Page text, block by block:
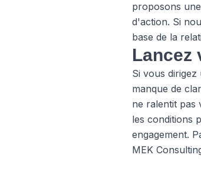
proposons
d'action. Si
base de la
Lancez
Si vous
manque de
ne ralentit pas
les conditions
engagement.
MEK